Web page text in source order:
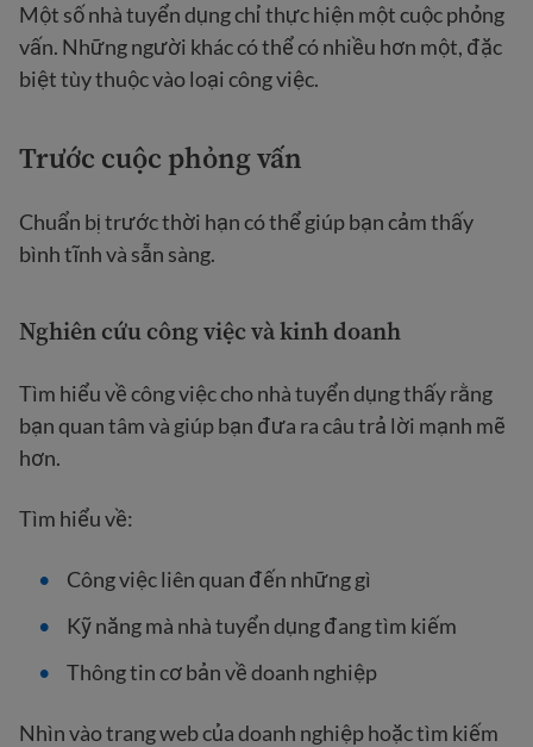
Một số nhà tuyển dụng chỉ thực hiện một cuộc phỏng
vấn. Những người khác có thể có nhiều hơn một, đặc
biệt tùy thuộc vào loại công việc.
Trước cuộc phỏng vấn
Chuẩn bị trước thời hạn có thể giúp bạn cảm thấy
bình tĩnh và sẵn sàng.
Nghiên cứu công việc và kinh doanh
Tìm hiểu về công việc cho nhà tuyển dụng thấy rằng
bạn quan tâm và giúp bạn đưa ra câu trả lời mạnh mẽ
hơn.
Tìm hiểu về:
Công việc liên quan đến những gì
Kỹ năng mà nhà tuyển dụng đang tìm kiếm
Thông tin cơ bản về doanh nghiệp
Nhìn vào trang web của doanh nghiệp hoặc tìm kiếm